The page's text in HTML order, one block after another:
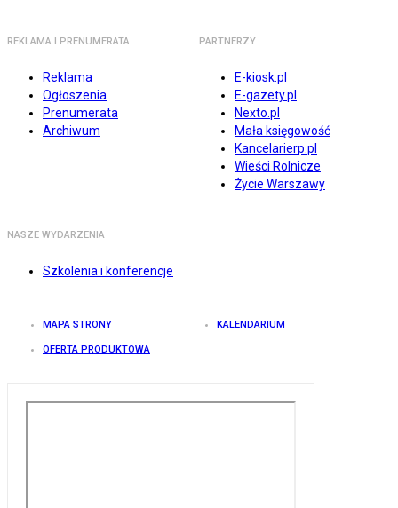
REKLAMA I PRENUMERATA
Reklama
Ogłoszenia
Prenumerata
Archiwum
PARTNERZY
E-kiosk.pl
E-gazety.pl
Nexto.pl
Mała księgowość
Kancelarierp.pl
Wieści Rolnicze
Życie Warszawy
NASZE WYDARZENIA
Szkolenia i konferencje
MAPA STRONY KALENDARIUM
OFERTA PRODUKTOWA